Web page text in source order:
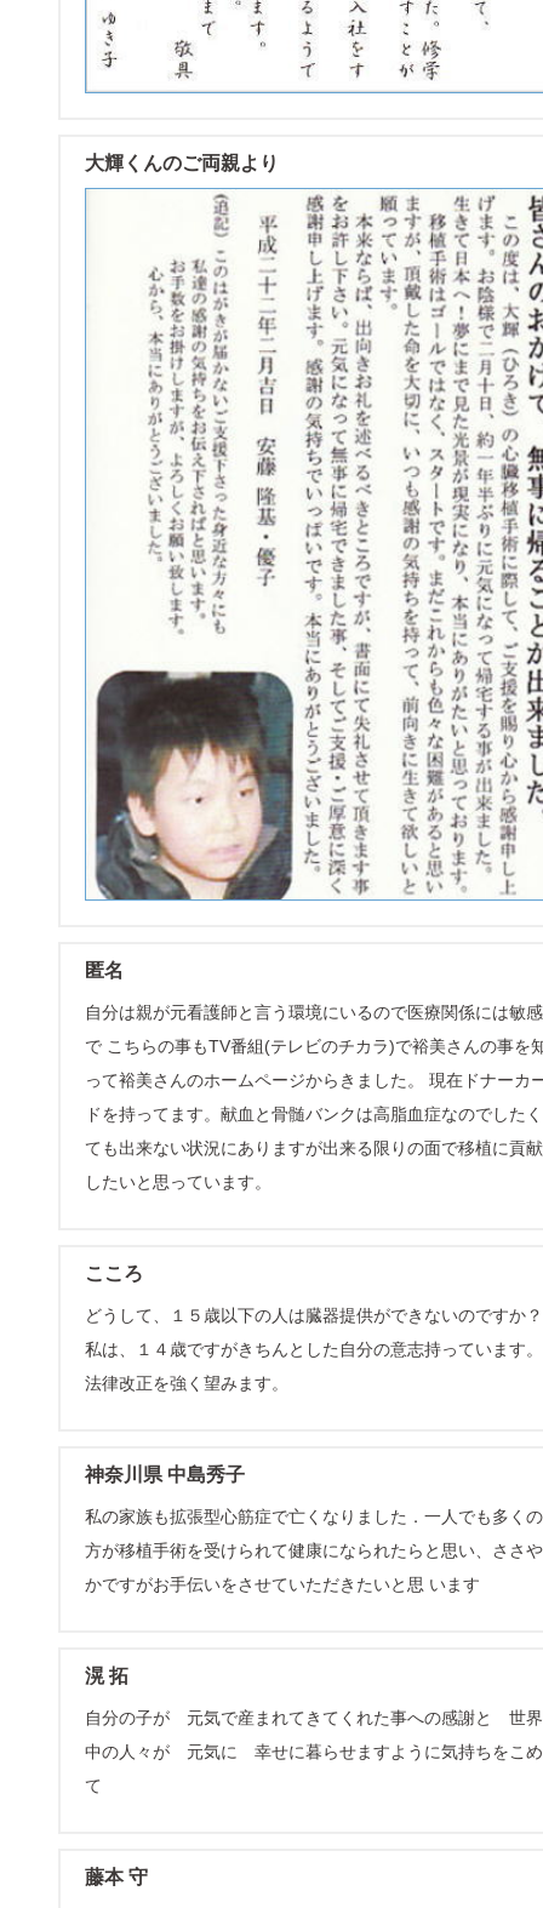
大輝くんのご両親より
匿名
自分は親が元看護師と言う環境にいるので医療関係には敏感
で こちらの事もTV番組(テレビのチカラ)で裕美さんの事を
って裕美さんのホームページからきました。 現在ドナーカ
ドを持ってます。献血と骨髄バンクは高脂血症なのでしたく
ても出来ない状況にありますが出来る限りの面で移植に貢献
したいと思っています。
こころ
どうして、１５歳以下の人は臓器提供ができないのですか？
私は、１４歳ですがきちんとした自分の意志持っています。
法律改正を強く望みます。
神奈川県 中島秀子
私の家族も拡張型心筋症で亡くなりました．一人でも多くの
方が移植手術を受けられて健康になられたらと思い、ささや
かですがお手伝いをさせていただきたいと思 います
滉 拓
自分の子が 元気で産まれてきてくれた事への感謝と 世界
中の人々が 元気に 幸せに暮らせますように気持ちをこめ
て
藤本 守